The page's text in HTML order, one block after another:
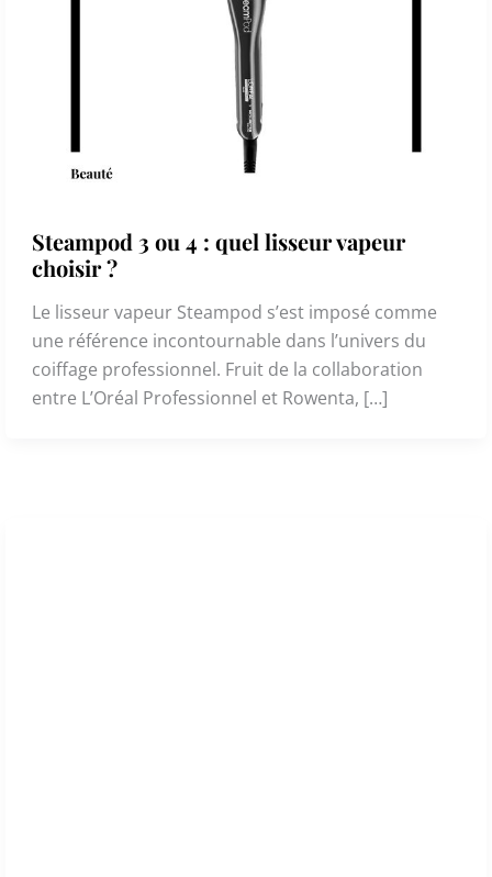
Steampod 3 ou 4 : quel lisseur vapeur
choisir ?
Le lisseur vapeur Steampod s’est imposé comme
une référence incontournable dans l’univers du
coiffage professionnel. Fruit de la collaboration
entre L’Oréal Professionnel et Rowenta, […]